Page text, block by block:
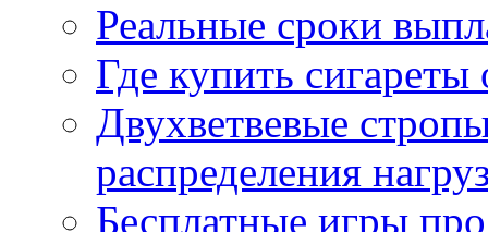
Реальные сроки
Где купить
Двухветвевые
распределения
Бесплатные игры